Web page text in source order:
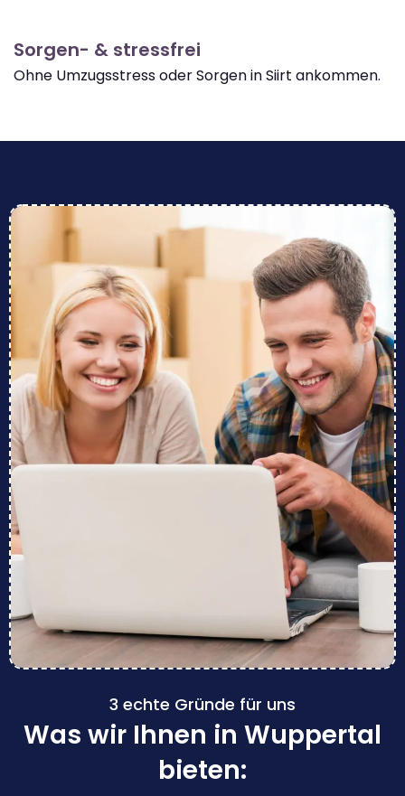
Sorgen- & stressfrei
Ohne Umzugsstress oder Sorgen in Siirt ankommen.
3 echte Gründe für uns
Was wir Ihnen in Wuppertal
bieten: